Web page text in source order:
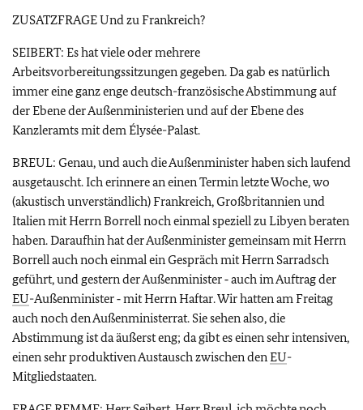
ZUSATZFRAGE Und zu Frankreich?
SEIBERT: Es hat viele oder mehrere
Arbeitsvorbereitungssitzungen gegeben. Da gab es natürlich
immer eine ganz enge deutsch-französische Abstimmung auf
der Ebene der Außenministerien und auf der Ebene des
Kanzleramts mit dem Élysée-Palast.
BREUL: Genau, und auch die Außenminister haben sich laufend
ausgetauscht. Ich erinnere an einen Termin letzte Woche, wo
(akustisch unverständlich) Frankreich, Großbritannien und
Italien mit Herrn Borrell noch einmal speziell zu Libyen beraten
haben. Daraufhin hat der Außenminister gemeinsam mit Herrn
Borrell auch noch einmal ein Gespräch mit Herrn Sarradsch
geführt, und gestern der Außenminister ‑ auch im Auftrag der
EU-Außenminister ‑ mit Herrn Haftar. Wir hatten am Freitag
auch noch den Außenministerrat. Sie sehen also, die
Abstimmung ist da äußerst eng; da gibt es einen sehr intensiven,
einen sehr produktiven Austausch zwischen denEU-
Mitgliedstaaten.